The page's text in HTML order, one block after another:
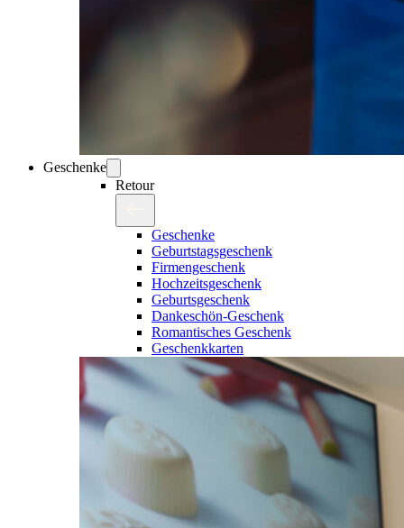
Geschenke
Retour
Geschenke
Geburtstagsgeschenk
Firmengeschenk
Hochzeitsgeschenk
Geburtsgeschenk
Dankeschön-Geschenk
Romantisches Geschenk
Geschenkkarten